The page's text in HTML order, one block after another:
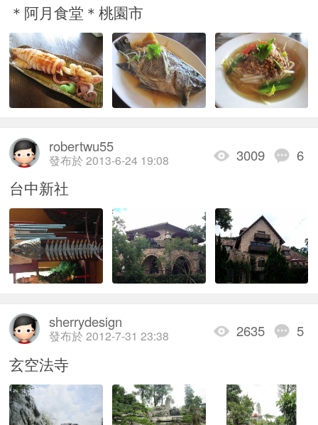
＊阿月食堂＊桃園市
3009 6
robertwu55
發布於 2013-6-24 19:08
台中新社
2635 5
sherrydesign
發布於 2012-7-31 23:38
玄空法寺